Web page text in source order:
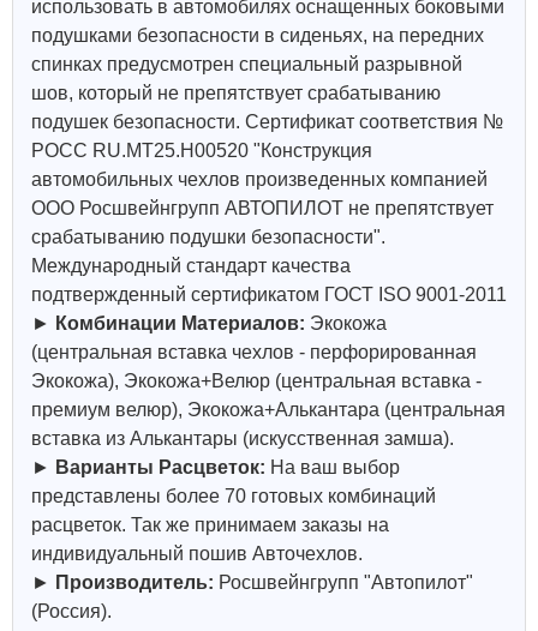
использовать в автомобилях оснащенных боковыми
подушками безопасности в сиденьях, на передних
спинках предусмотрен специальный разрывной
шов, который не препятствует срабатыванию
подушек безопасности. Сертификат соответствия №
РОСС RU.МТ25.Н00520 "Конструкция
автомобильных чехлов произведенных компанией
ООО Росшвейнгрупп АВТОПИЛОТ не препятствует
срабатыванию подушки безопасности".
Международный стандарт качества
подтвержденный сертификатом ГОСТ ISO 9001-2011
► Комбинации Материалов: Экокожа
(центральная вставка чехлов - перфорированная
Экокожа), Экокожа+Велюр (центральная вставка -
премиум велюр), Экокожа+Алькантара (центральная
вставка из Алькантары (искусственная замша).
► Варианты Расцветок: На ваш выбор
представлены более 70 готовых комбинаций
расцветок. Так же принимаем заказы на
индивидуальный пошив Авточехлов.
► Производитель: Росшвейнгрупп "Автопилот"
(Россия).